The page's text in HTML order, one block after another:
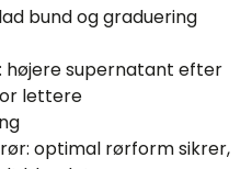
bund og graduering
højere supernatant efter
lettere
optimal rørform sikrer,